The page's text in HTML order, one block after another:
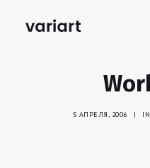
5 АПРЕЛЯ, 2006 |